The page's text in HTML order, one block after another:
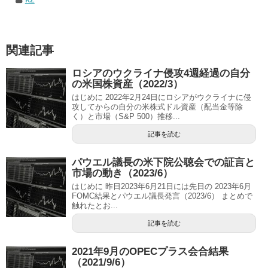
関連記事
ロシアのウクライナ侵攻4週経過の自分
の米国株資産（2022/3）
はじめに 2022年2月24日にロシアがウクライナに侵
攻してからの自分の米株式ドル資産（配当金等除
く）と市場（S&P 500）推移...
記事を読む
パウエル議長の米下院公聴会での証言と
市場の動き（2023/6）
はじめに 昨日2023年6月21日には先日の 2023年6月
FOMC結果とパウエル議長発言（2023/6） まとめで
触れたとお...
記事を読む
2021年9月のOPECプラス会合結果
（2021/9/6）